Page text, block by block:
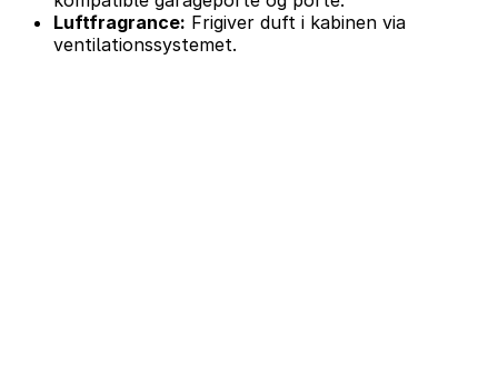
Luftfragrance: Frigiver duft i kabinen via
ventilationssystemet.